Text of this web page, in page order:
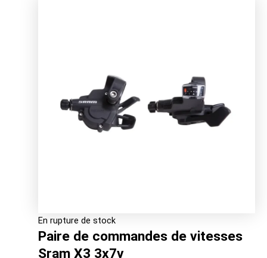
En rupture de stock
Paire de commandes de vitesses
Sram X3 3x7v